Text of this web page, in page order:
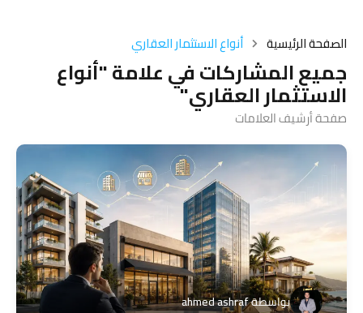
الصفحة الرئيسية أنواع الاستثمار العقاري
جميع المشاركات في علامة "أنواع
الاستثمار العقاري"
صفحة أرشيف العلامات
بواسطةahmed ashraf